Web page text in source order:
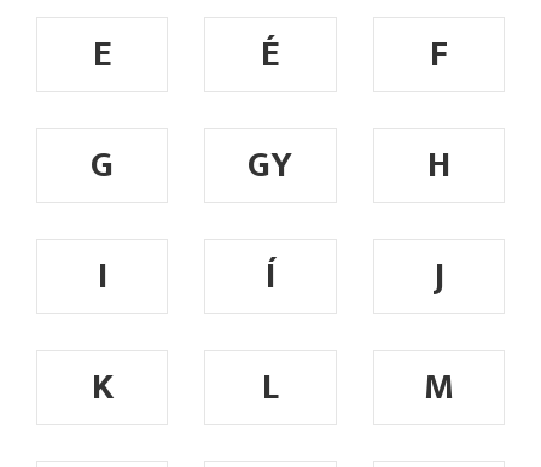
E
É
F
G
GY
H
I
Í
J
K
L
M